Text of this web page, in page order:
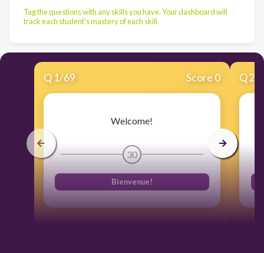
Tag the questions with any skills you have. Your dashboard will
track each student's mastery of each skill.
Q 1/69 Score 0
Welcome!
30
Bienvenue!
Q2